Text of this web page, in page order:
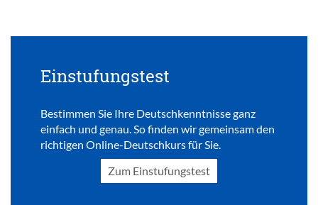
Einstufungstest
Bestimmen Sie Ihre Deutschkenntnisse ganz
einfach und genau. So finden wir gemeinsam den
richtigen Online-Deutschkurs für Sie.
Zum Einstufungstest